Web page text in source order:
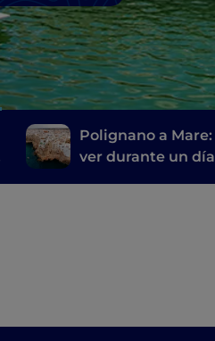
Polignano a
ver durante un día